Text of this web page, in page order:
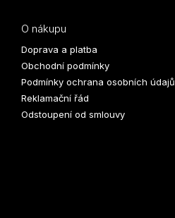
O nákupu
Doprava a platba
Obchodní podmínky
Podmínky ochrana osobních údajů
Reklamační řád
Odstoupení od smlouvy